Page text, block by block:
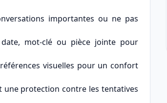
importantes ou ne pas
mot-clé ou pièce jointe pour
visuelles pour un confort
protection contre les tentatives